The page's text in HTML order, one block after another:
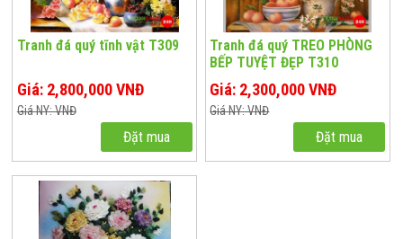
Tranh đá quý tĩnh vật T309
Giá: 2,800,000 VNĐ
Giá NY: VNĐ
Đặt mua
Tranh đá quý TREO PHÒNG
BẾP TUYỆT ĐẸP T310
Giá: 2,300,000 VNĐ
Giá NY: VNĐ
Đặt mua